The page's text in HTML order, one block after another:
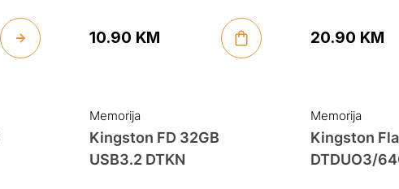
10.90 KM 20.90 KM
Memorija
Kingston FD 32GB
USB3.2 DTKN
Memorija
Kingston
DTDUO3/